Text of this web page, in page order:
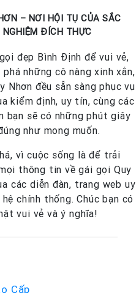
– NƠI HỘI TỤ CỦA SẮC
ĐÍCH THỰC
đẹp Bình Định để vui vẻ,
những cô nàng xinh xắn,
đều sẵn sàng phục vụ
kiểm định, uy tín, cùng các
bạn sẽ có những phút giây
như mong muốn.
vì cuộc sống là để trải
thông tin về gái gọi Quy
các diễn đàn, trang web uy
chính thống. Chúc bạn có
vui vẻ và ý nghĩa!
Cấp